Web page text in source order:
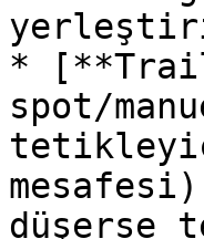
*
spot/
düşerse